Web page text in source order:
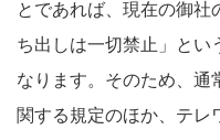
とであれば、現在の御社
ち出しは一切禁止」とい
なります。そのため、 通
関する規定のほか、テレ